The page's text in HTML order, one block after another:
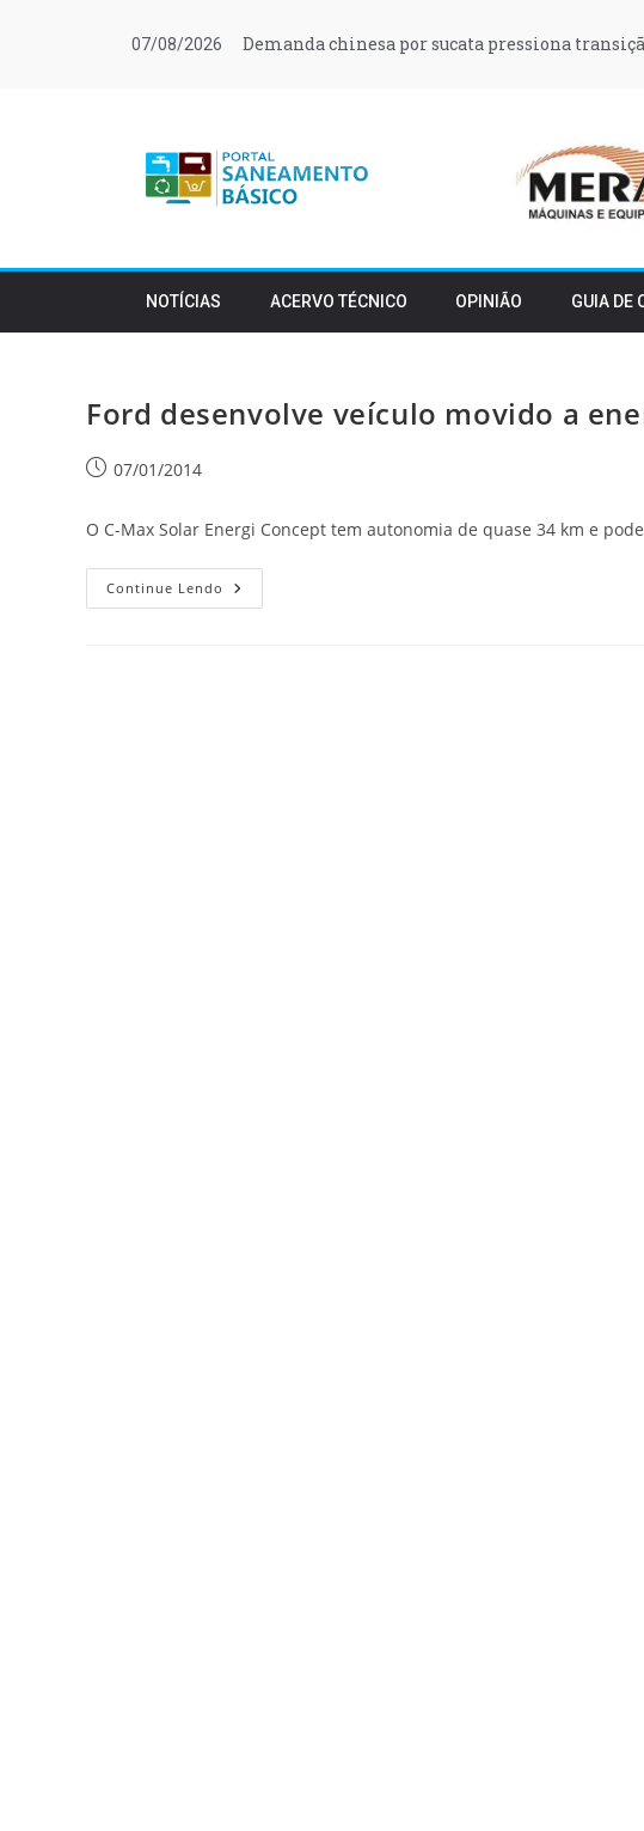
07/08/2026 Demanda chinesa por sucata pressiona
NOTÍCIAS ACERVO TÉCNICO OPINIÃO GUIA DE
Ford desenvolve veículo movido a
07/01/2014
O C-Max Solar Energi Concept tem autonomia de quase 34 km e
Continue Lendo